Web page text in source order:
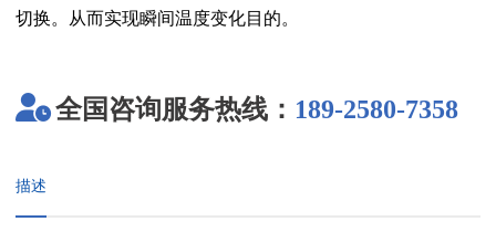
切换。从而实现瞬间温度变化目的。
全国咨询服务热线： 189-2580-7358
描述